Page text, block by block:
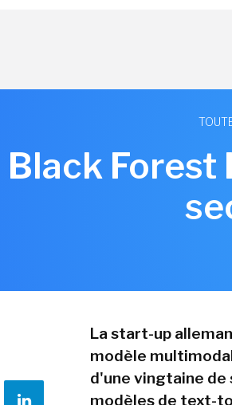
Black Forest
La start-up
modèle
d'une vingtaine de
modèles de text-